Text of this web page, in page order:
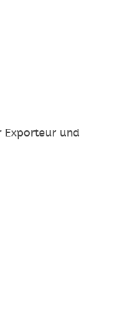
Exporteur und